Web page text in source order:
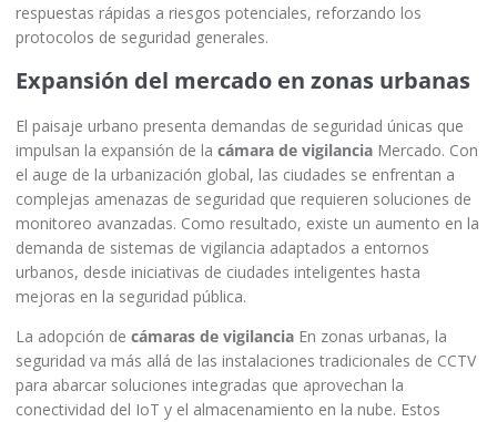
respuestas rápidas a riesgos potenciales, reforzando los
protocolos de seguridad generales.
Expansión del mercado en zonas urbanas
El paisaje urbano presenta demandas de seguridad únicas que
impulsan la expansión de la cámara de vigilancia Mercado. Con
el auge de la urbanización global, las ciudades se enfrentan a
complejas amenazas de seguridad que requieren soluciones de
monitoreo avanzadas. Como resultado, existe un aumento en la
demanda de sistemas de vigilancia adaptados a entornos
urbanos, desde iniciativas de ciudades inteligentes hasta
mejoras en la seguridad pública.
La adopción de cámaras de vigilancia En zonas urbanas, la
seguridad va más allá de las instalaciones tradicionales de CCTV
para abarcar soluciones integradas que aprovechan la
conectividad del IoT y el almacenamiento en la nube. Estos